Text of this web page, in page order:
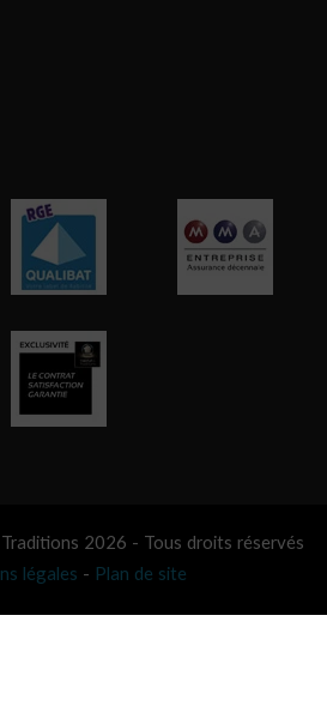
2026 - Tous droits réservés
légales - Plan de site